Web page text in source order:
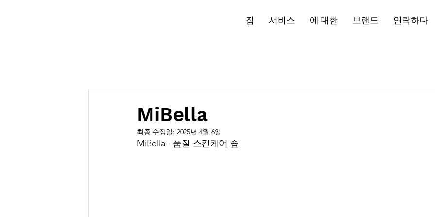
집 서비스 에 대한 브랜드 연락하다
MiBella
최종 수정일: 2025년 4월 6일
MiBella - 품질 스킨케어 숍